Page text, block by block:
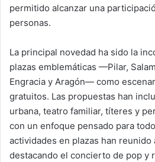
permitido alcanzar una
personas.
La principal novedad ha sido la
plazas emblemáticas —Pilar,
Engracia y Aragón— como
gratuitos. Las propuestas han
urbana, teatro familiar, títeres y
con un enfoque pensado para
actividades en plazas han reunido
destacando el concierto de pop y